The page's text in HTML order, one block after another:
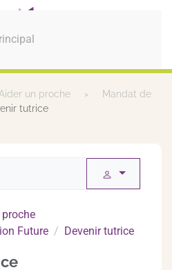
Aider un proche
Mandat de
tutrice
Future
Devenir tutrice